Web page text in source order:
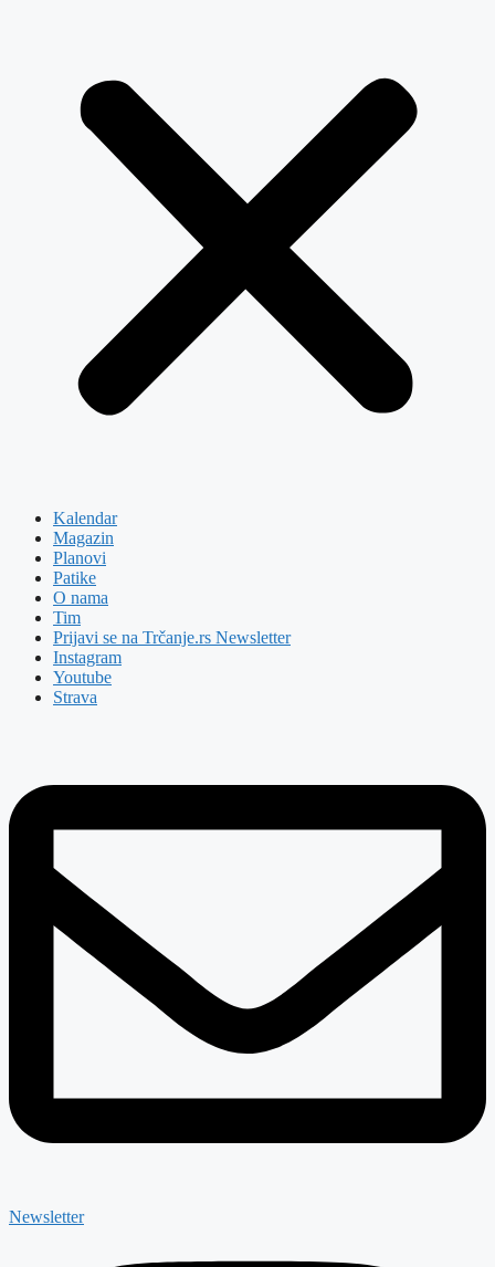
Kalendar
Magazin
Planovi
Patike
O nama
Tim
Prijavi se na Trčanje.rs Newsletter
Instagram
Youtube
Strava
Newsletter